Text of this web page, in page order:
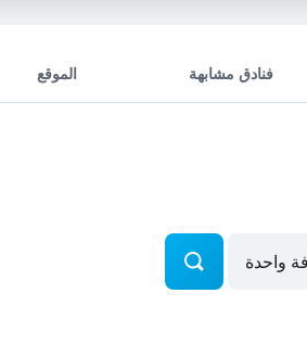
فنادق مشابهة الموقع